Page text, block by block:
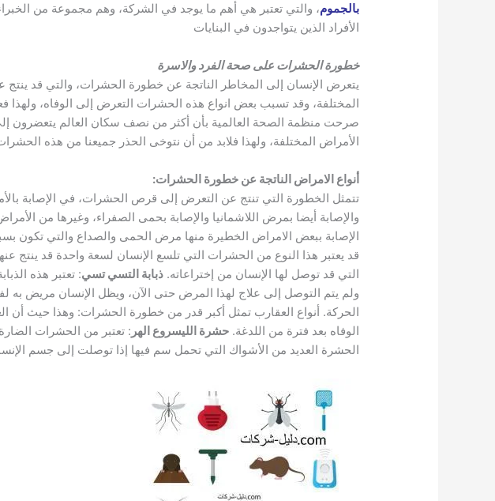
بالجموم، والتي تعتبر هي أهم ما يوجد في الشركة، وهم مجموعة من
الأفراد الذين يتواجدون في البنايات
خطورة الحشرات على صحة الفرد والاسرة
يتعرض الإنسان إلى المخاطر الناتجة عن خطورة الحشرات، والتي قد ينتج
المختلفة، وقد تسبب بعض انواع هذه الحشرات التعرض إلى الوفاه،
صرحت منظمة الصحة العالمية بأن أكثر من نصف سكان العالم يتعضرون
الأمراض المختلفة، ولهذا فلابد من أن نتوخى الحذر جميعنا من هذه
أنواع الامراض الناتجة عن خطورة الحشرات:
تتمثل الخطورة التي تنتج عن التعرض إلى قرص الحشرات، في الإصابة
والإصابة أيضا بمرض اللاشمانيا والإصابة بحمى الصفراء، وغيرها من
الإصابة ببعض الامراض الخطيرة منها مرض الحمى والصداع والتي
قد يعتبر هذا النوع من الحشرات التي تلسع الإنسان لسعة واحدة قد ينتج
التي قد توصل لها الإنسان من إختراعاته.ذبابة التسي تسي: تعتبر هذه
ولم يتم التوصل إلى علاج لهذا المرض حتى الآن، ويظل الإنسان مريض
الحركة. أنواع العقارب تمثل أكبر قدر من خطورة الحشرات: وهذا حيث أن
الوفاه بعد فترة من اللدغة.حشرة الليسروع الهر : تعتبر من الحشرات
الحشرة العديد من الأشواك التي تحمل سم فيها إذا توصلت إلى جسم